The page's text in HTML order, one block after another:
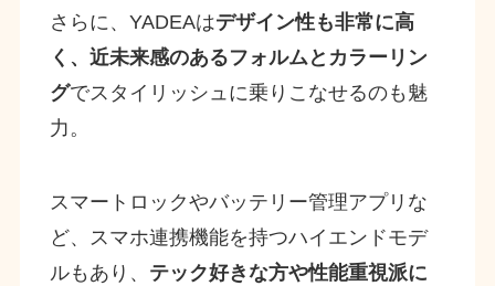
さらに、YADEAはデザイン性も非常に高
く、近未来感のあるフォルムとカラーリン
グでスタイリッシュに乗りこなせるのも魅
力。
スマートロックやバッテリー管理アプリな
ど、スマホ連携機能を持つハイエンドモデ
ルもあり、 テック好きな方や性能重視派に